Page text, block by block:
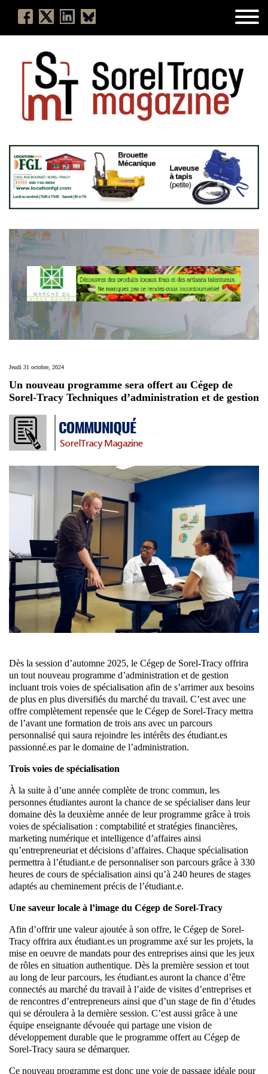
Jeudi 31 octobre, 2024
Un nouveau programme sera offert au Cégep de
Sorel-Tracy Techniques d’administration et de gestion
Dès la session d’automne 2025, le Cégep de Sorel-Tracy offrira
un tout nouveau programme d’administration et de gestion
incluant trois voies de spécialisation afin de s’arrimer aux besoins
de plus en plus diversifiés du marché du travail. C’est avec une
offre complètement repensée que le Cégep de Sorel-Tracy mettra
de l’avant une formation de trois ans avec un parcours
personnalisé qui saura rejoindre les intérêts des étudiant.es
passionné.es par le domaine de l’administration.
Trois voies de spécialisation
À la suite à d’une année complète de tronc commun, les
personnes étudiantes auront la chance de se spécialiser dans leur
domaine dès la deuxième année de leur programme grâce à trois
voies de spécialisation : comptabilité et stratégies financières,
marketing numérique et intelligence d’affaires ainsi
qu’entrepreneuriat et décisions d’affaires. Chaque spécialisation
permettra à l’étudiant.e de personnaliser son parcours grâce à 330
heures de cours de spécialisation ainsi qu’à 240 heures de stages
adaptés au cheminement précis de l’étudiant.e.
Une saveur locale à l’image du Cégep de Sorel-Tracy
Afin d’offrir une valeur ajoutée à son offre, le Cégep de Sorel-
Tracy offrira aux étudiant.es un programme axé sur les projets, la
mise en oeuvre de mandats pour des entreprises ainsi que les jeux
de rôles en situation authentique. Dès la première session et tout
au long de leur parcours, les étudiant.es auront la chance d’être
connectés au marché du travail à l’aide de visites d’entreprises et
de rencontres d’entrepreneurs ainsi que d’un stage de fin d’études
qui se déroulera à la dernière session. C’est aussi grâce à une
équipe enseignante dévouée qui partage une vision de
développement durable que le programme offert au Cégep de
Sorel-Tracy saura se démarquer.
Ce nouveau programme est donc une voie de passage idéale pour